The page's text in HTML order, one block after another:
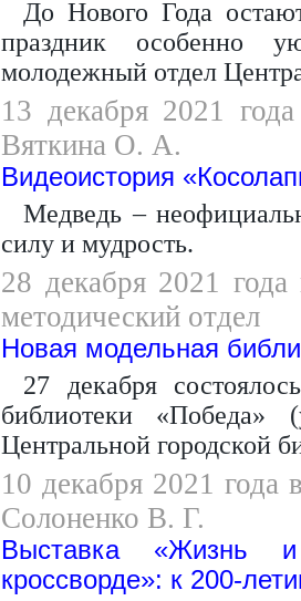
До Нового Года
праздник особенно
молодежный отдел
13 декабря 2021
Вяткина О. А.
Видеоистория
Медведь –
силу и мудрость.
28 декабря 2021
методический отдел
Новая модельная
27 декабря
библиотеки
Центральной городской
10 декабря 2021 года
Солоненко В. Г.
Выставка «Жизнь
кроссворде»: к 200-